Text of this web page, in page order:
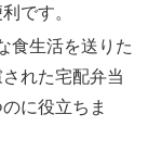
です。
食生活を送りた
れた宅配弁当
に役立ちま